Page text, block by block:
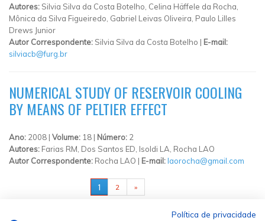
Autores: Silvia Silva da Costa Botelho, Celina Häffele da Rocha,
Mônica da Silva Figueiredo, Gabriel Leivas Oliveira, Paulo Lilles
Drews Junior
Autor Correspondente: Silvia Silva da Costa Botelho | E-mail:
silviacb@furg.br
NUMERICAL STUDY OF RESERVOIR COOLING
BY MEANS OF PELTIER EFFECT
Ano: 2008 | Volume: 18 | Número: 2
Autores: Farias RM, Dos Santos ED, Isoldi LA, Rocha LAO
Autor Correspondente: Rocha LAO | E-mail:laorocha@gmail.com
1 2 »
Política de privacidade